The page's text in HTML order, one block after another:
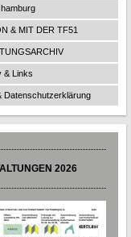
& MIT DER TF51
& Links
Datenschutzerklärung
2026